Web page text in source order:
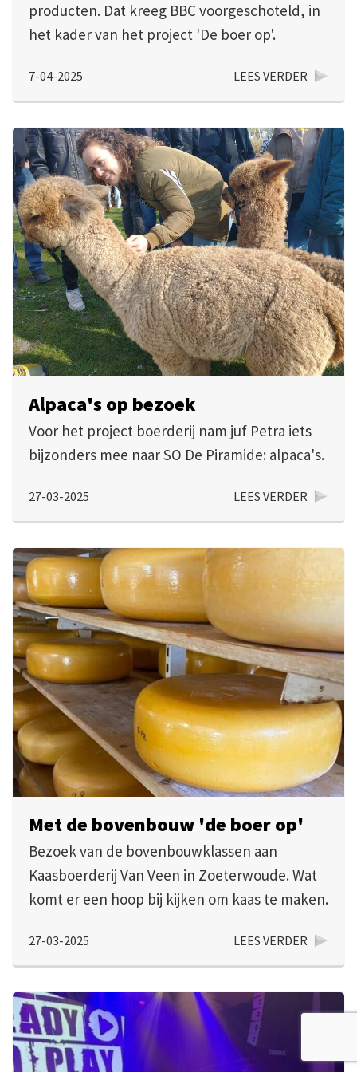
producten. Dat kreeg BBC voorgeschoteld, in
het kader van het project 'De boer op'.
7-04-2025 LEES VERDER
Alpaca's op bezoek
Voor het project boerderij nam juf Petra iets
bijzonders mee naar SO De Piramide: alpaca's.
27-03-2025 LEES VERDER
Met de bovenbouw 'de boer op'
Bezoek van de bovenbouwklassen aan
Kaasboerderij Van Veen in Zoeterwoude. Wat
komt er een hoop bij kijken om kaas te maken.
27-03-2025 LEES VERDER